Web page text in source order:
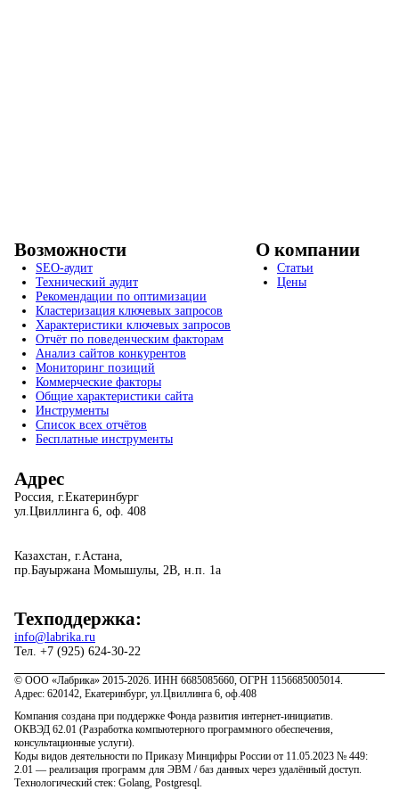
Возможности
SEO-аудит
Технический аудит
Рекомендации по оптимизации
Кластеризация ключевых запросов
Характеристики ключевых запросов
Отчёт по поведенческим факторам
Анализ сайтов конкурентов
Мониторинг позиций
Коммерческие факторы
Общие характеристики сайта
Инструменты
Список всех отчётов
Бесплатные инструменты
О компании
Статьи
Цены
Адрес
Россия, г.Екатеринбург
ул.Цвиллинга 6, оф. 408
Казахстан, г.Астана,
пр.Бауыржана Момышулы, 2В, н.п. 1а
Техподдержка:
info@labrika.ru
Тел. +7 (925) 624-30-22
© ООО «Лабрика» 2015-2026. ИНН 6685085660, ОГРН 1156685005014.
Адрес: 620142, Екатеринбург, ул.Цвиллинга 6, оф.408
Компания создана при поддержке Фонда развития интернет-инициатив.
ОКВЭД 62.01 (Разработка компьютерного программного обеспечения,
консультационные услуги).
Коды видов деятельности по Приказу Минцифры России от 11.05.2023 № 449:
2.01 — реализация программ для ЭВМ / баз данных через удалённый доступ.
Технологический стек: Golang, Postgresql.